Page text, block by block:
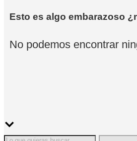
Esto es algo embarazoso
No podemos encontrar